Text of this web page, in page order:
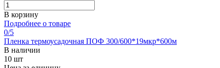
В корзину
Подробнее о товаре
0/5
Пленка термоусадочная ПОФ 300/600*19мкр*600м
В наличии
10 шт